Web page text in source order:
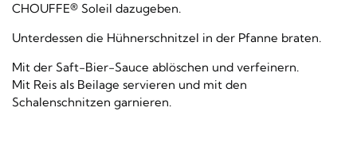
CHOUFFE® Soleil dazugeben.
Unterdessen die Hühnerschnitzel in der Pfanne braten.
Mit der Saft-Bier-Sauce ablöschen und verfeinern.
Mit Reis als Beilage servieren und mit den
Schalenschnitzen garnieren.